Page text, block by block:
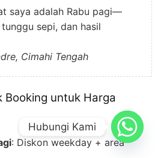
saya adalah Rabu pagi—
sepi, dan hasil
Cimahi Tengah
Booking untuk Harga
: Diskon weekday + area
Hubungi Kami